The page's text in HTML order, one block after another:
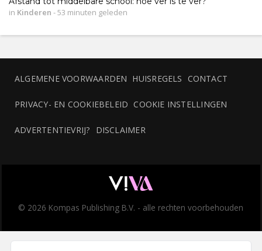
in Kinderen -53 minuten geleden
ALGEMENE VOORWAARDEN HUISREGELS CONTACT
PRIVACY- EN COOKIEBELEID COOKIE INSTELLINGEN
ADVERTENTIEVRIJ? DISCLAIMER
© 2026 Kompas Publishing B.V. - alle rechten voorbehouden